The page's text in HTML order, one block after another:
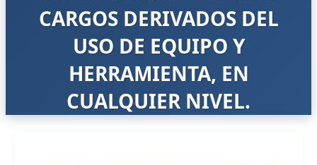
CARGOS DERIVADOS DEL
USO DE EQUIPO Y
HERRAMIENTA, EN
CUALQUIER NIVEL.